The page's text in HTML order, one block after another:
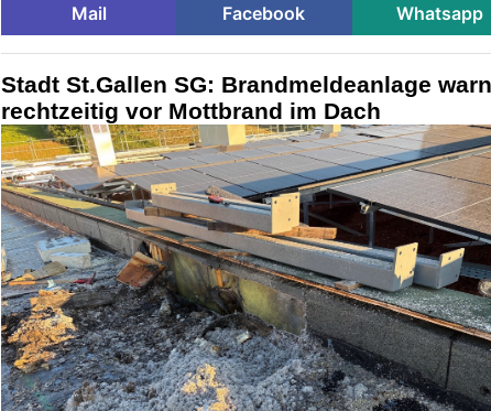
Mail
Facebook Whatsapp
Stadt St.Gallen SG: Brandmeldeanlage
rechtzeitig vor Mottbrand im Dach